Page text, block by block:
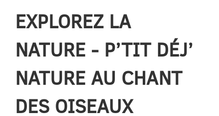
EXPLOREZ LA
NATURE - P’TIT DÉJ’
NATURE AU CHANT
DES OISEAUX